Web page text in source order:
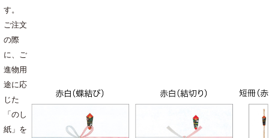
す。
ご注文
の際
に、ご
進物用
途に応
じた
「のし
紙」を